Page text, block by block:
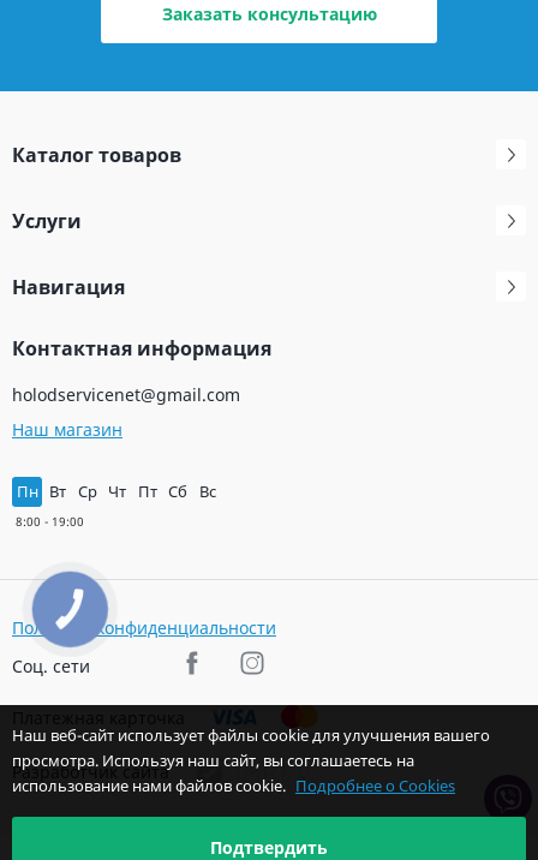
Заказать консультацию
Каталог товаров
Услуги
Навигация
Контактная информация
holodservicenet@gmail.com
Наш магазин
Пн Вт Ср Чт Пт Сб Вс
Политика конфиденциальности
Соц. сети
Разработчик сайта
Наш веб-сайт использует файлы cookie для улучшения вашего
просмотра. Используя наш сайт, вы соглашаетесь на
использование нами файлов cookie. Подробнее о Cookies
Подтвердить
КНОПКА
ЗВ'ЯЗКУ